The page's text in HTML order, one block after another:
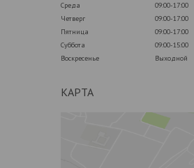
Среда
09:00-17:00
Четверг
09:00-17:00
Пятница
09:00-17:00
Суббота
09:00-15:00
Воскресенье
Выходной
КАРТА